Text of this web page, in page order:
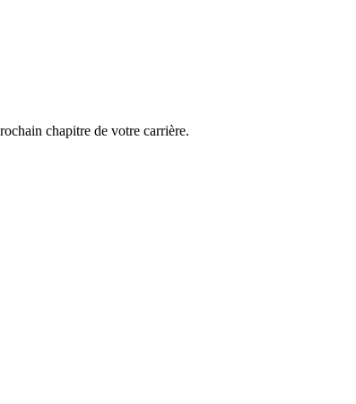
chapitre de votre carrière.